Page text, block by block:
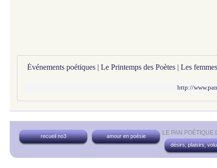
http://
LE PAN
recueil no3
amour en poésie
désirs, plaisirs,